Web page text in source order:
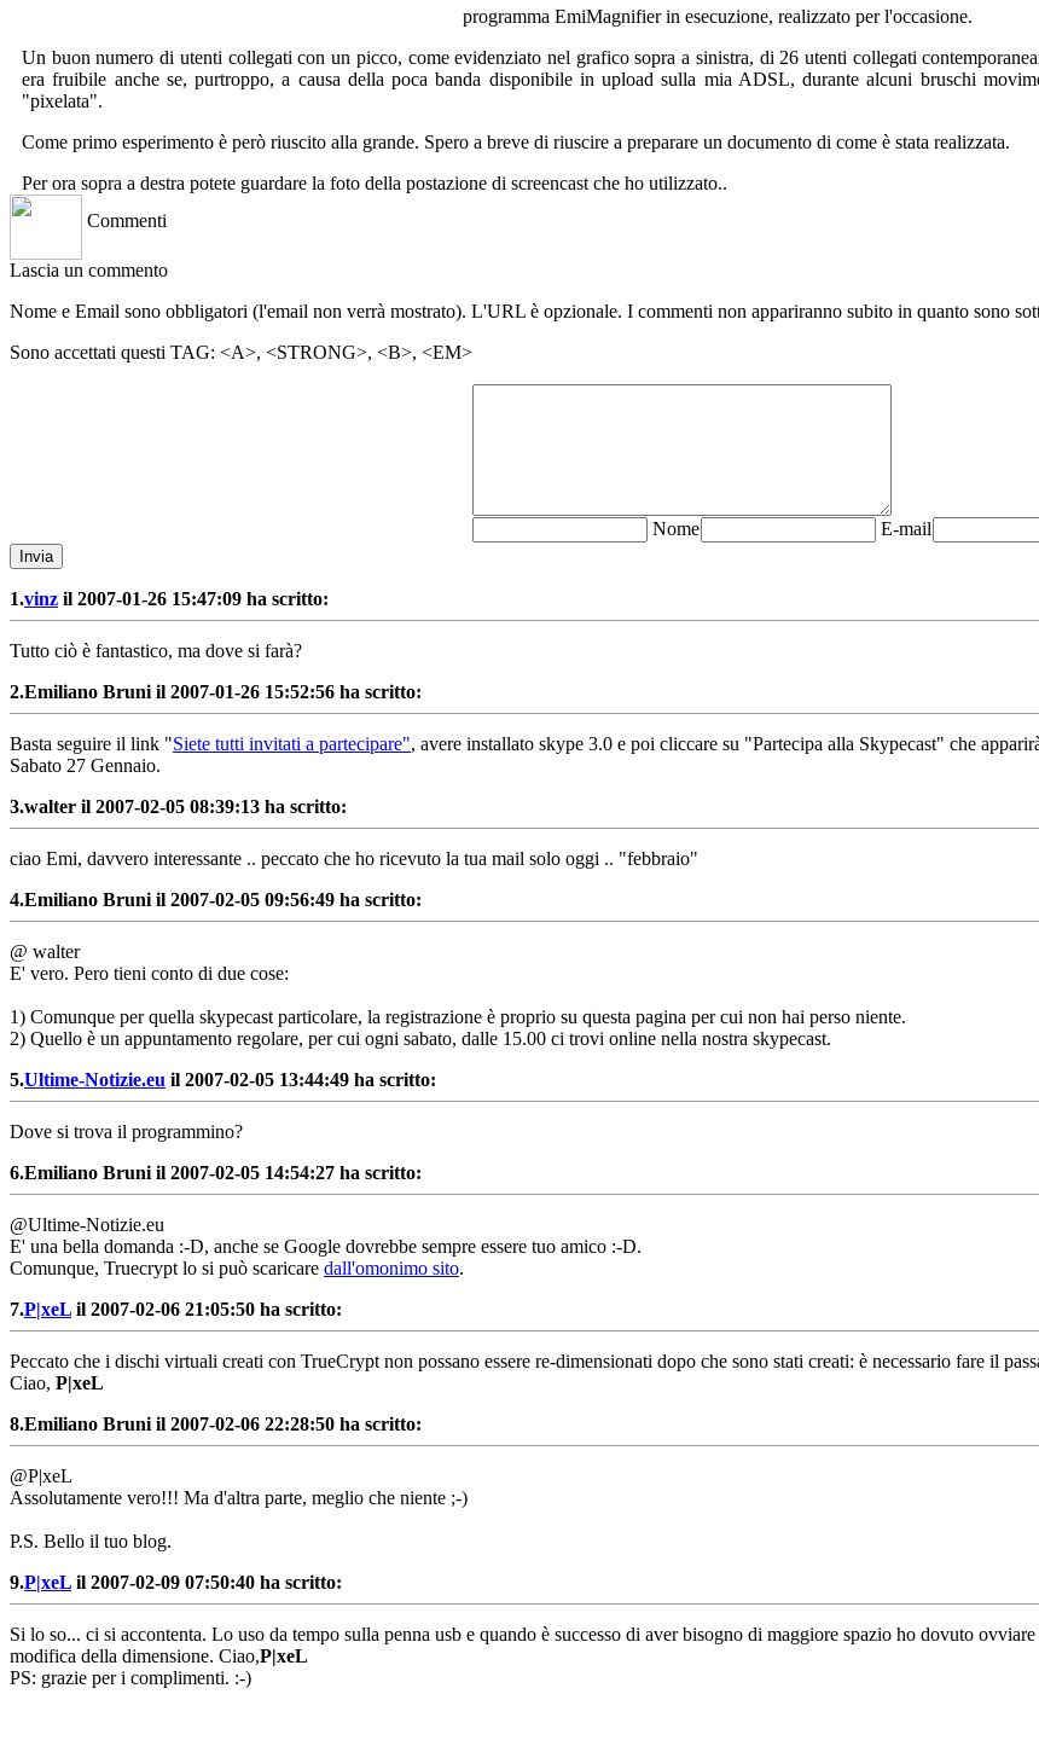
programma EmiMagnifier in esecuzione, realizzato per l'occasione.
Un buon numero di utenti collegati con un picco, come evidenziato nel grafico sopra a sinistra, di 26 utenti collegati
era fruibile anche se, purtroppo, a causa della poca banda disponibile in upload sulla mia ADSL, durante alcuni bruschi
"pixelata".
Come primo esperimento è però riuscito alla grande. Spero a breve di riuscire a preparare un documento di come è stata realizzata.
Per ora sopra a destra potete guardare la foto della postazione di screencast che ho utilizzato..
Commenti
Lascia un commento
Nome e Email sono obbligatori (l'email non verrà mostrato). L'URL è opzionale. I commenti non appariranno subito in quanto sono
Sono accettati questi TAG: <A>, <STRONG>, <B>, <EM>
Nome E-mail
Invia
1.vinz il 2007-01-26 15:47:09 ha scritto:
Tutto ciò è fantastico, ma dove si farà?
2.Emiliano Bruni il 2007-01-26 15:52:56 ha scritto:
Basta seguire il link "Siete tutti invitati a partecipare", avere installato skype 3.0 e poi cliccare su "Partecipa alla Skypecast" che
Sabato 27 Gennaio.
3.walter il 2007-02-05 08:39:13 ha scritto:
ciao Emi, davvero interessante .. peccato che ho ricevuto la tua mail solo oggi .. "febbraio"
4.Emiliano Bruni il 2007-02-05 09:56:49 ha scritto:
@ walter
E' vero. Pero tieni conto di due cose:
1) Comunque per quella skypecast particolare, la registrazione è proprio su questa pagina per cui non hai perso niente.
2) Quello è un appuntamento regolare, per cui ogni sabato, dalle 15.00 ci trovi online nella nostra skypecast.
5.Ultime-Notizie.eu il 2007-02-05 13:44:49 ha scritto:
Dove si trova il programmino?
6.Emiliano Bruni il 2007-02-05 14:54:27 ha scritto:
@Ultime-Notizie.eu
E' una bella domanda :-D, anche se Google dovrebbe sempre essere tuo amico :-D.
Comunque, Truecrypt lo si può scaricare dall'omonimo sito.
7.P|xeL il 2007-02-06 21:05:50 ha scritto:
Peccato che i dischi virtuali creati con TrueCrypt non possano essere re-dimensionati dopo che sono stati creati: è necessario fare il
Ciao, P|xeL
8.Emiliano Bruni il 2007-02-06 22:28:50 ha scritto:
@P|xeL
Assolutamente vero!!! Ma d'altra parte, meglio che niente ;-)
P.S. Bello il tuo blog.
9.P|xeL il 2007-02-09 07:50:40 ha scritto:
Si lo so... ci si accontenta. Lo uso da tempo sulla penna usb e quando è successo di aver bisogno di maggiore spazio ho dovuto
modifica della dimensione. Ciao,P|xeL
PS: grazie per i complimenti. :-)